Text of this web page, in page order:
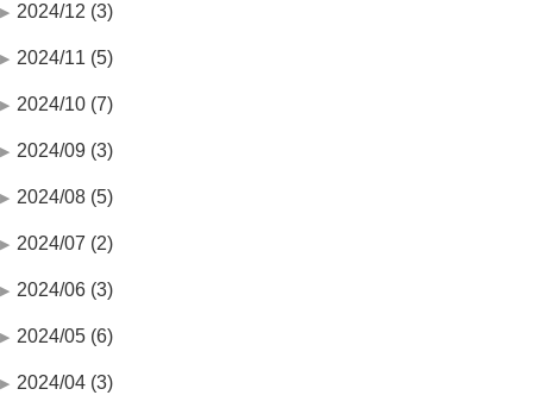
2024/12 (3)
2024/11 (5)
2024/10 (7)
2024/09 (3)
2024/08 (5)
2024/07 (2)
2024/06 (3)
2024/05 (6)
2024/04 (3)